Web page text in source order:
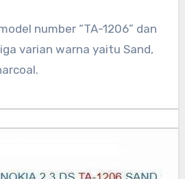
number “TA-1206” dan
varian warna yaitu Sand,